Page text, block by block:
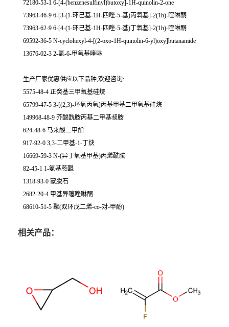
72180-53-1 6-[4-(benzenesulfinyl)butoxy]-1H-quinolin-2-one
73963-46-9 6-[3-(1-环己基-1H-四唑-5-基)丙氧基]-2(1h)-喹啉酮
73963-62-9 6-[4-(1-环己基-1H-四唑-5-基)丁氧基]-2(1h)-喹啉酮
69592-36-5 N-cyclohexyl-4-[(2-oxo-1H-quinolin-6-yl)oxy]butanamide
13676-02-3 2-氯-6-甲氧基喹啉
生产厂家优惠供应以下品种,欢迎咨询:
5575-48-4 正癸基三甲氧基硅烷
65799-47-5 3-[(2,3)-环氧丙氧]丙基甲基二甲氧基硅烷
149968-48-9 芥酸酰胺丙基二甲基叔胺
624-48-6 马来酸二甲酯
917-92-0 3,3-二甲基-1-丁炔
16669-59-3 N-(异丁氧基甲基)丙烯酰胺
82-45-1 1-氨基蒽醌
1318-93-0 蒙脱石
2682-20-4 甲基异噻唑啉酮
68610-51-5 聚(双环戊二烯-co-对-甲酚)
相关产品：